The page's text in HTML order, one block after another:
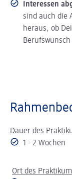
Interessen
sind auch die
heraus, ob
Berufswunsch
Dauer des
1 - 2 Wochen
Ort des